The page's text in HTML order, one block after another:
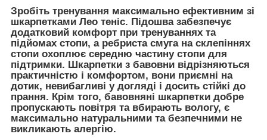
Зробіть тренування максимально ефективним зі
шкарпетками Лео теніс. Підошва забезпечує
додатковий комфорт при тренуваннях та
підйомах стопи, а ребриста смуга на склепіннях
стопи охоплює середню частину стопи для
підтримки. Шкарпетки з бавовни відрізняються
практичністю і комфортом, вони приємні на
дотик, невибагливі у догляді і досить стійкі до
прання. Крім того, бавовняні шкарпетки добре
пропускають повітря та вбирають вологу, є
максимально натуральними та безпечними не
викликають алергію.